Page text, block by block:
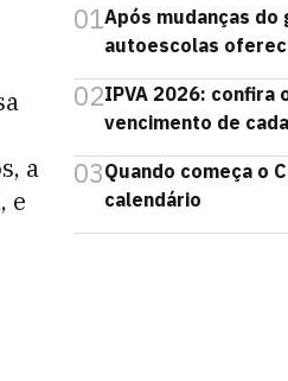
a
e
01Após mudanças do
autoescolas
02IPVA 2026: confira
vencimento de
03Quando começa o
calendário